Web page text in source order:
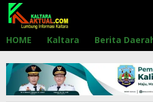
Lewati
konten
HOME Kaltara Berita